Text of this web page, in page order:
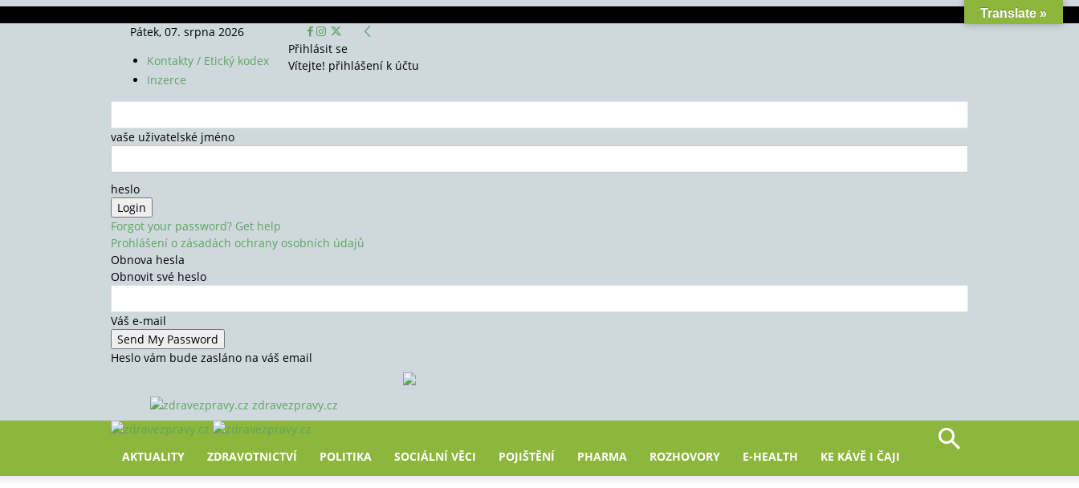
Pátek, 07. srpna 2026
Kontakty / Etický kodex
Inzerce
Přihlásit se
Vítejte! přihlášení k účtu
vaše uživatelské jméno
heslo
Forgot your password? Get help
Prohlášení o zásadách ochrany osobních údajů
Obnova hesla
Obnovit své heslo
Váš e-mail
Heslo vám bude zasláno na váš email
zdravezpravy.cz
AKTUALITY ZDRAVOTNICTVÍ POLITIKA SOCIÁLNÍ VĚCI POJIŠTĚNÍ PHARMA ROZHOVORY E-HEALTH KE KÁVĚ I ČAJI
Translate »